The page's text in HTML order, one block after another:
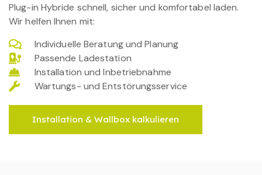
Plug-in Hybride schnell, sicher und komfortabel laden.
Wir helfen Ihnen mit:
Individuelle Beratung und Planung
Passende Ladestation
Installation und Inbetriebnahme
Wartungs- und Entstörungsservice
Installation & Wallbox kalkulieren